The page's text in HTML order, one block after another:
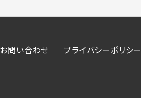
お問い合わせ プライバシーポリシー